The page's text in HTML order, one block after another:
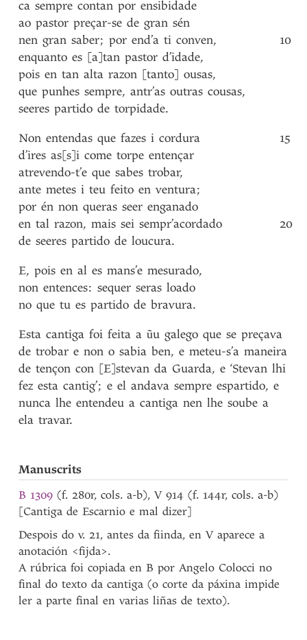
ca sempre contan por ensibidade
ao pastor preçar-se de gran sén
nen gran saber; por end’a ti conven,
enquanto es [a]tan pastor d’idade,
pois en tan alta razon [tanto] ousas,
que punhes sempre, antr’as outras cousas,
seeres partido de torpidade.
Non entendas que fazes i cordura
d’ires as[s]i come torpe entençar
atrevendo-t’e que sabes trobar,
ante metes i teu feito en ventura;
por én non queras seer enganado
en tal razon, mais sei sempr’acordado
de seeres partido de loucura.
E, pois en al es mans’e mesurado,
non entences: sequer seras loado
no que tu es partido de bravura.
10
15
20
Esta cantiga foi feita a ũu galego que se preçava
de trobar e non o sabia ben, e meteu-s’a maneira
de tençon con [E]stevan da Guarda, e ‘Stevan lhi
fez esta cantig’; e el andava sempre espartido, e
nunca lhe entendeu a cantiga nen lhe soube a
ela travar.
Manuscrits
B 1309 (f. 280r, cols. a-b), V 914 (f. 144r, cols. a-b)
[Cantiga de Escarnio e mal dizer]
Despois do v. 21, antes da fiinda, en V aparece a
anotación <fijda>.
A rúbrica foi copiada en B por Angelo Colocci no
final do texto da cantiga (o corte da páxina impide
ler a parte final en varias liñas de texto).